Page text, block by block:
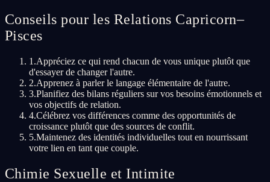
Conseils pour les Relations Capricorn–
Pisces
1 .Appréciez ce qui rend chacun de vous unique plutôt que
d'essayer de changer l'autre.
2.Apprenez à parler le langage élémentaire de l'autre.
3.Planifiez des bilans réguliers sur vos besoins émotionnels et
vos objectifs de relation.
4.Célébrez vos différences comme des opportunités de
croissance plutôt que des sources de conflit.
5.Maintenez des identités individuelles tout en nourrissant
votre lien en tant que couple.
Chimie Sexuelle et Intimite